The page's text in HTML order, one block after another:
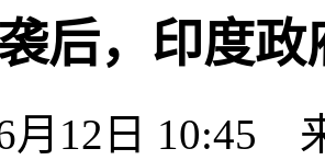
后，印度
月12日 10:45